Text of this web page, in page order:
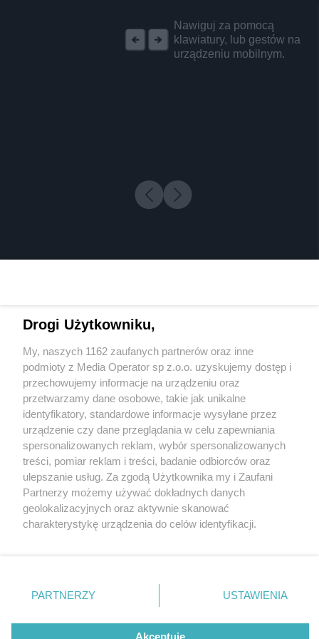
Nawiguj za pomocą
klawiatury, lub gestów na
urządzeniu mobilnym.
2 / 0
Wydawca mediów lokalnych
Nie zapomnij
zapoznać się z:
polityką prywatności regulamin korzystania z portali
Twojemiasto
Piekary Śląskie
Chorzów
Tarnowskie Góry
Gliwice
Skontakuj sięz nami
Kontakt
Wydawca
Redakcja
Drogi Użytkowniku,
My, naszych 1162 zaufanych partnerów oraz inne
podmioty z Media Operator sp z.o.o. uzyskujemy dostęp i
przechowujemy informacje na urządzeniu oraz
przetwarzamy dane osobowe, takie jak unikalne
identyfikatory, standardowe informacje wysyłane przez
urządzenie czy dane przeglądania w celu zapewniania
spersonalizowanych reklam, wybór spersonalizowanych
treści, pomiar reklam i treści, badanie odbiorców oraz
ulepszanie usług. Za zgodą Użytkownika my i Zaufani
Partnerzy możemy używać dokładnych danych
geolokalizacyjnych oraz aktywnie skanować
charakterystykę urządzenia do celów identyfikacji.
zmienić/wycofać klikając przycisk ustawień prywatności
znajdujący się w lewym dolnym rogu strony
rodzaje przetwarzania danych nie wymagają zgody
użytkownika, ale masz prawo sprzeciwić się takiemu
PARTNERZY USTAWIENIA
Akceptuję